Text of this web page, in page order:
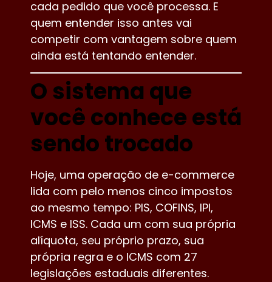
cada pedido que você processa. E
quem entender isso antes vai
competir com vantagem sobre quem
ainda está tentando entender.
O sistema que
você conhece está
sendo trocado
Hoje, uma operação de e-commerce
lida com pelo menos cinco impostos
ao mesmo tempo: PIS, COFINS, IPI,
ICMS e ISS. Cada um com sua própria
alíquota, seu próprio prazo, sua
própria regra e o ICMS com 27
legislações estaduais diferentes.